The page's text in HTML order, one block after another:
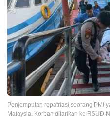
Penjemputan repatriasi seorang PMI
Malaysia. Korban dilarikan ke RSUD